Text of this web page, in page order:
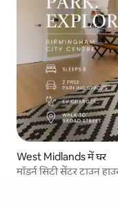
West Midlands में घर
मॉडर्न सिटी सेंटर टाउन